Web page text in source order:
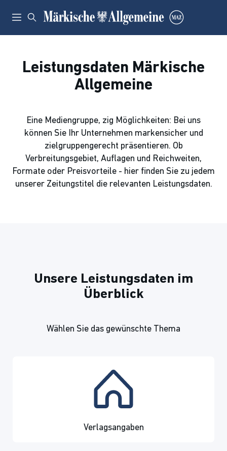
Leistungsdaten Märkische
Allgemeine
Eine Mediengruppe, zig Möglichkeiten: Bei uns
können Sie Ihr Unternehmen markensicher und
zielgruppengerecht präsentieren. Ob
Verbreitungsgebiet, Auflagen und Reichweiten,
Formate oder Preisvorteile - hier finden Sie zu jedem
unserer Zeitungstitel die relevanten Leistungsdaten.
Unsere Leistungsdaten im
Überblick
Wählen Sie das gewünschte Thema
Verlagsangaben